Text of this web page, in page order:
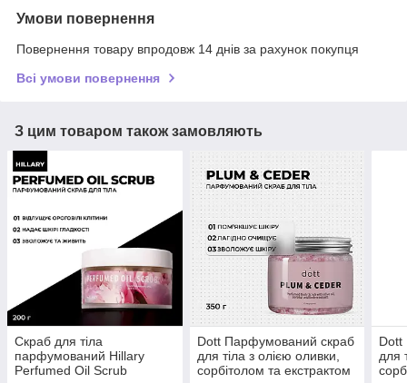
Умови повернення
Повернення товару впродовж 14 днів за рахунок покупця
Всі умови повернення
З цим товаром також замовляють
Скраб для тіла
парфумований Hillary
Perfumed Oil Scrub
Dott Парфумований скраб
для тіла з олією оливки,
сорбітолом та екстрактом
Dott
для